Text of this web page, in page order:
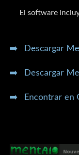
El software
➡️ Descargar
➡️ Descargar
➡️ Encontrar en